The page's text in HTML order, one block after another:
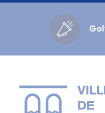
Police adaptée
Inactif
Actif
Cookies management panel